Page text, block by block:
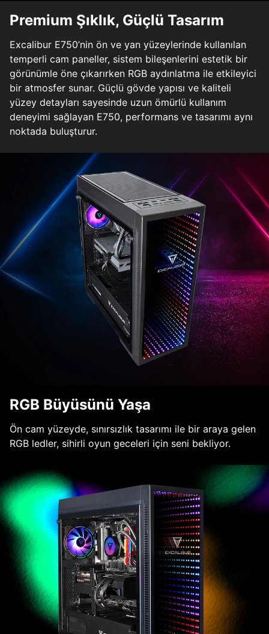
Premium Şıklık, Güçlü Tasarım
Excalibur E750’nin ön ve yan yüzeylerinde kullanılan
temperli cam paneller, sistem bileşenlerini estetik bir
görünümle öne çıkarırken RGB aydınlatma ile etkileyici
bir atmosfer sunar. Güçlü gövde yapısı ve kaliteli
yüzey detayları sayesinde uzun ömürlü kullanım
deneyimi sağlayan E750, performans ve tasarımı aynı
noktada buluşturur.
RGB Büyüsünü Yaşa
Ön cam yüzeyde, sınırsızlık tasarımı ile bir araya gelen
RGB ledler, sihirli oyun geceleri için seni bekliyor.